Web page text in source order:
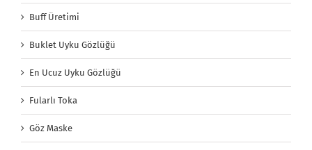
Buff Üretimi
Buklet Uyku Gözlüğü
En Ucuz Uyku Gözlüğü
Fularlı Toka
Göz Maske